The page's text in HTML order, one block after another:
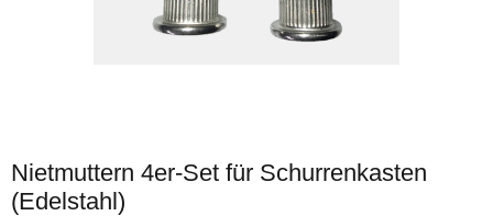
Nietmuttern 4er-Set für Schurrenkasten
(Edelstahl)